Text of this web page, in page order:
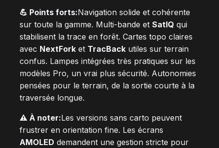
💪 Points forts:Navigation solide et cohérente
sur toute la gamme. Multi-bande et SatIQ qui
stabilisent la trace en forêt. Cartes topo claires
avec NextFork et TracBack utiles sur terrain
confus. Lampes intégrées très pratiques sur les
modèles Pro, un vrai plus sécurité. Autonomies
pensées pour le terrain, de la sortie courte à la
traversée longue.
⚠️ À noter:Les versions sans carto peuvent
frustrer en orientation fine. Les écrans
AMOLED demandent une gestion stricte pour